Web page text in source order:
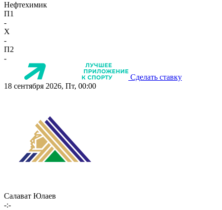
Нефтехимик
П1
-
X
-
П2
-
Сделать ставку
18 сентября 2026, Пт, 00:00
Салават Юлаев
-:-